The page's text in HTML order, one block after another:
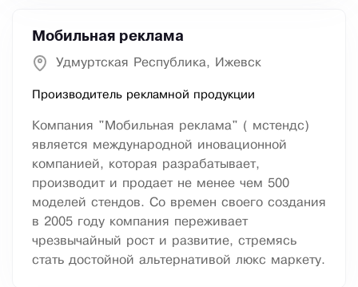
Мобильная реклама
Удмуртская Республика, Ижевск
Производитель рекламной продукции
Компания "Мобильная реклама" ( мстендс)
является международной иновационной
компанией, которая разрабатывает,
производит и продает не менее чем 500
моделей стендов. Со времен своего создания
в 2005 году компания переживает
чрезвычайный рост и развитие, стремясь
стать достойной альтернативой люкс маркету.